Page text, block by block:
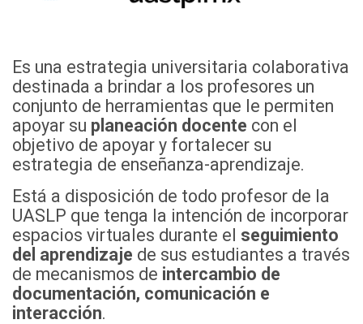
Es una estrategia universitaria colaborativa
destinada a brindar a los profesores un
conjunto de herramientas que le permiten
apoyar su planeación docente con el
objetivo de apoyar y fortalecer su
estrategia de enseñanza-aprendizaje.
Está a disposición de todo profesor de la
UASLP que tenga la intención de incorporar
espacios virtuales durante el seguimiento
del aprendizaje de sus estudiantes a través
de mecanismos de intercambio de
documentación, comunicación e
interacción.